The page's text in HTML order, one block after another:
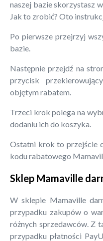
naszej bazie skorzystasz
Jak to zrobić? Oto
Po pierwsze przejrzyj
bazie.
Następnie przejdź na
przycisk
objętym rabatem.
Trzeci krok polega na
dodaniu ich do koszyka.
Ostatni krok to przejście
kodu rabatowego
Sklep Mamaville
W sklepie Mamaville
przypadku zakupów o
różnych sprzedawców. Z
przypadku płatności